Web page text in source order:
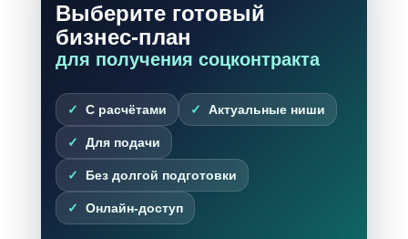
Выберите готовый
бизнес-план
для получения соцконтракта
С расчётами Актуальные ниши
Для подачи
Без долгой подготовки
Онлайн-доступ